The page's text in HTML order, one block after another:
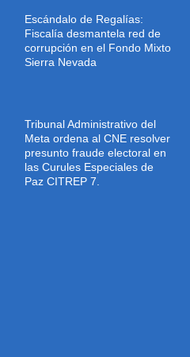
Escándalo de Regalías:
Fiscalía desmantela red de
corrupción en el Fondo Mixto
Sierra Nevada
Tribunal Administrativo del
Meta ordena al CNE resolver
presunto fraude electoral en
las Curules Especiales de
Paz CITREP 7.